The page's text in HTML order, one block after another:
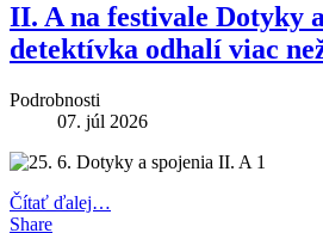
II. A na festivale Dotyky
detektívka odhalí viac
Podrobnosti
07. júl 2026
Čítať ďalej…
Share